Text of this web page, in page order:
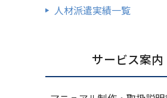
人材派遣実績一覧
サービス案内